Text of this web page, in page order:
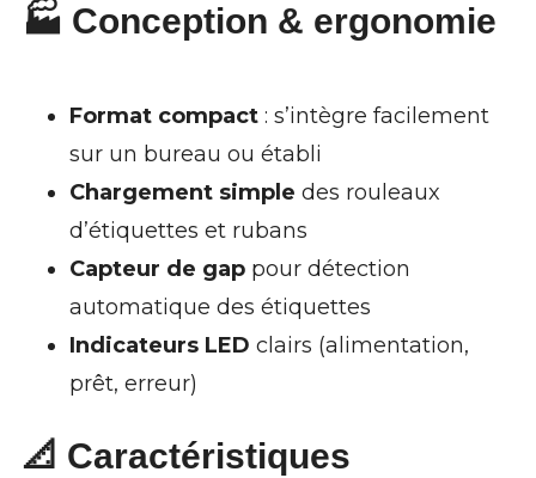
🏭 Conception & ergonomie
Format compact: s’intègre facilement
sur un bureau ou établi
Chargement simple des rouleaux
d’étiquettes et rubans
Capteur de gappour détection
automatique des étiquettes
Indicateurs LED clairs (alimentation,
prêt, erreur)
📐 Caractéristiques